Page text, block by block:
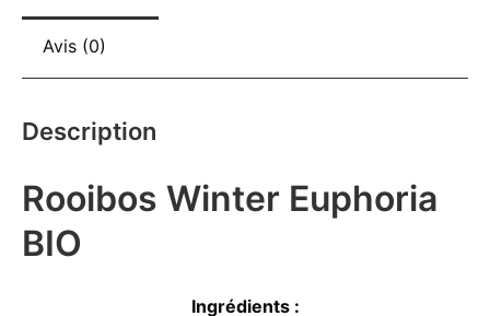
Avis (0)
Description
Rooibos Winter Euphoria
BIO
Ingrédients :